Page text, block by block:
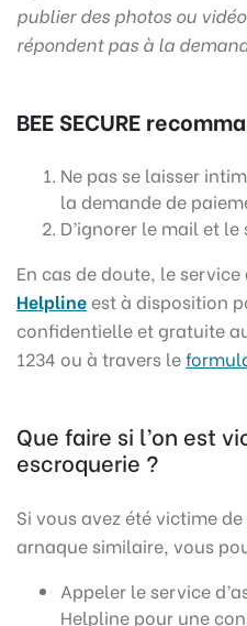
publier des photos ou
répondent pas à la
BEE SECURE
Ne pas se laisser
la demande de
D’ignorer le mail et le
En cas de doute, le service
Helpline est à disposition
confidentielle et gratuite
1234 ou à travers le
Que faire si l’on est
escroquerie ?
Si vous avez été victime
arnaque similaire, vous
Appeler le service
Helpline pour une